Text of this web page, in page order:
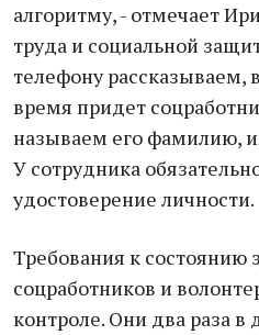
алгоритму, - отмечает
труда и социальной
телефону рассказываем,
время придет
называем его фамилию,
У сотрудника
удостоверение личности.
Требования к состоянию
соцработников и
контроле. Они два раза